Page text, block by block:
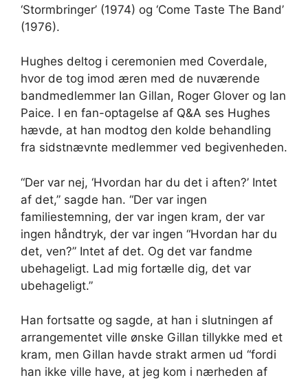
‘Stormbringer’ (1974) og ‘Come Taste The Band’
(1976).
Hughes deltog i ceremonien med Coverdale,
hvor de tog imod æren med de nuværende
bandmedlemmer Ian Gillan, Roger Glover og Ian
Paice. I en fan-optagelse af Q&A ses Hughes
hævde, at han modtog den kolde behandling
fra sidstnævnte medlemmer ved begivenheden.
“Der var nej, ‘Hvordan har du det i aften?’ Intet
af det,” sagde han. “Der var ingen
familiestemning, der var ingen kram, der var
ingen håndtryk, der var ingen “Hvordan har du
det, ven?” Intet af det. Og det var fandme
ubehageligt. Lad mig fortælle dig, det var
ubehageligt.”
Han fortsatte og sagde, at han i slutningen af ​​
arrangementet ville ønske Gillan tillykke med et
kram, men Gillan havde strakt armen ud “fordi
han ikke ville have, at jeg kom i nærheden af ​​